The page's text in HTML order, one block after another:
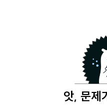
앗, 문제